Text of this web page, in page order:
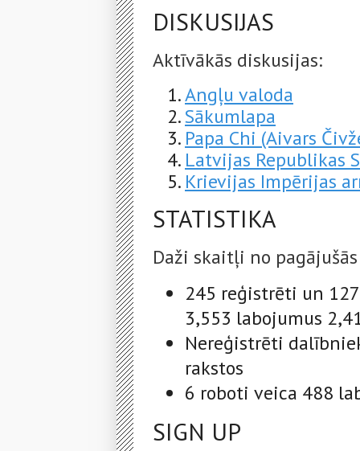
DISKUSIJAS
Aktīvākās diskusijas:
Angļu valoda
Sākumlapa
Papa Chi (Aivars
Latvijas Republikas
Krievijas Impērijas
STATISTIKA
Daži skaitļi no
245 reģistrēti un
3,553 labojumus
Nereģistrēti
rakstos
6 roboti veica 488
SIGN UP